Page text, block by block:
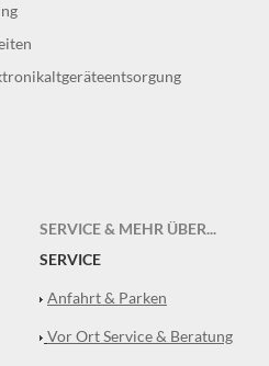
SERVICE & MEHR ÜBER...
SERVICE
Anfahrt & Parken
Vor Ort Service & Beratung